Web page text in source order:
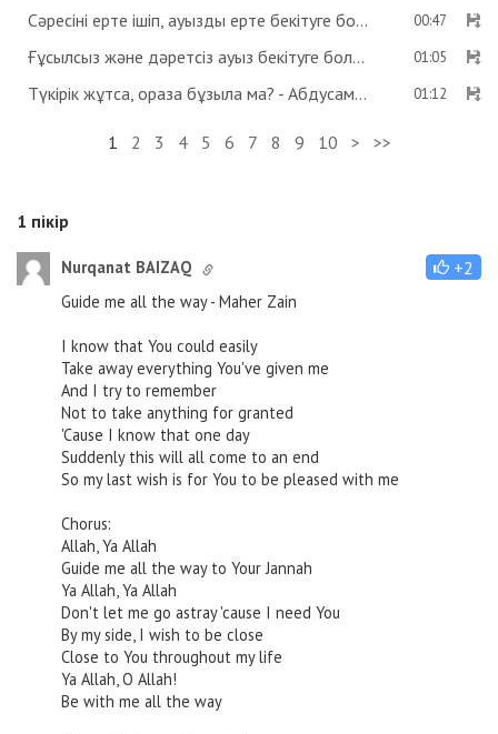
Сәресіні ерте ішіп, ауызды ерте бекітуге бола ма? - Абдусамат Қасым 00:47
Ғұсылсыз және дәретсіз ауыз бекітуге бола ма? - Абдусамат Қасым 01:05
Түкірік жұтса, ораза бұзыла ма? - Абдусамат Қасым 01:12
1 2 3 4 5 6 7 8 9 10 > >>
1 пікір
Nurqanat BAIZAQ +2
Guide me all the way - Maher Zain
I know that You could easily
Take away everything You've given me
And I try to remember
Not to take anything for granted
'Cause I know that one day
Suddenly this will all come to an end
So my last wish is for You to be pleased with me
Chorus:
Allah, Ya Allah
Guide me all the way to Your Jannah
Ya Allah, Ya Allah
Don't let me go astray 'cause I need You
By my side, I wish to be close
Close to You throughout my life
Ya Allah, O Allah!
Be with me all the way